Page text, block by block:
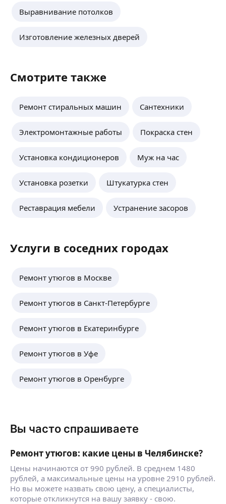
Выравнивание потолков
Изготовление железных дверей
Смотрите также
Ремонт стиральных машин Сантехники
Электромонтажные работы Покраска стен
Установка кондиционеров Муж на час
Установка розетки Штукатурка стен
Реставрация мебели Устранение засоров
Услуги в соседних городах
Ремонт утюгов в Москве
Ремонт утюгов в Санкт-Петербурге
Ремонт утюгов в Екатеринбурге
Ремонт утюгов в Уфе
Ремонт утюгов в Оренбурге
Вы часто спрашиваете
Ремонт утюгов: какие цены в Челябинске?
Цены начинаются от 990 рублей. В среднем 1480
рублей, а максимальные цены на уровне 2910 рублей.
Но вы можете назвать свою цену, а специалисты,
которые откликнутся на вашу заявку - свою.